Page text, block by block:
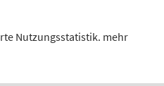
Nutzungsstatistik. mehr